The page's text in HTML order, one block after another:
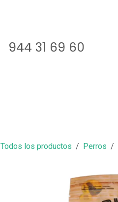
944 31 69 60
Todos los productos Perros